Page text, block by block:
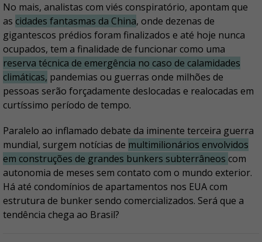
No mais, analistas com viés conspiratório, apontam que
as cidades fantasmas da China, onde dezenas de
gigantescos prédios foram finalizados e até hoje nunca
ocupados, tem a finalidade de funcionar como uma
reserva técnica de emergência no caso de calamidades
climáticas, pandemias ou guerras onde milhões de
pessoas serão forçadamente deslocadas e realocadas em
curtíssimo período de tempo.
Paralelo ao inflamado debate da iminente terceira guerra
mundial, surgem notícias de multimilionários envolvidos
em construções de grandes bunkers subterrâneos com
autonomia de meses sem contato com o mundo exterior.
Há até condomínios de apartamentos nos EUA com
estrutura de bunker sendo comercializados. Será que a
tendência chega ao Brasil?